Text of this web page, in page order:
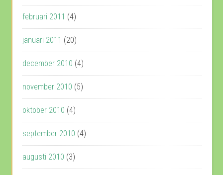
februari 2011 (4)
januari 2011 (20)
december 2010 (4)
november 2010 (5)
oktober 2010 (4)
september 2010 (4)
augusti 2010 (3)